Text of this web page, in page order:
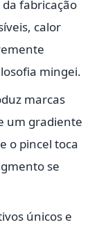
fabricação
calor
mingei.
marcas
um gradiente
o pincel toca
se
únicos e